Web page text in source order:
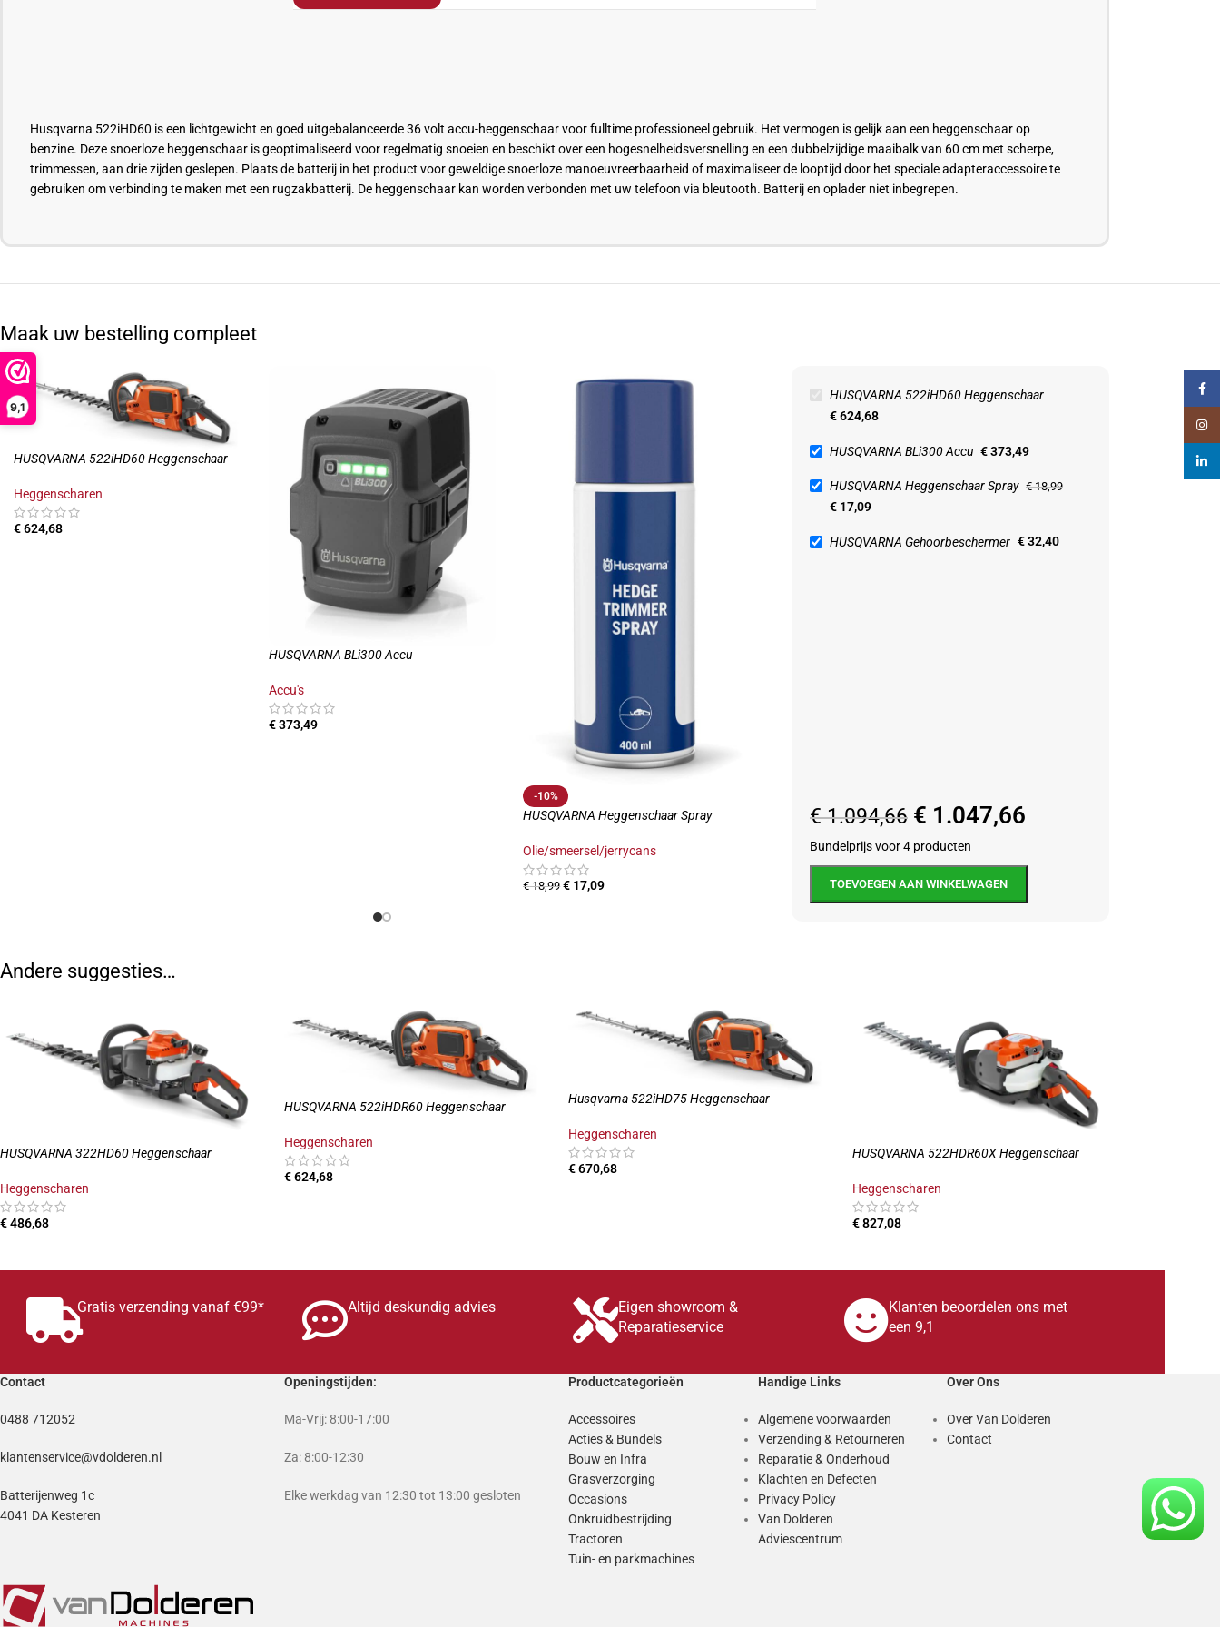
9,1
Husqvarna 522iHD60 is een lichtgewicht en goed uitgebalanceerde 36 volt accu-heggenschaar voor fulltime professioneel gebruik. Het vermogen is gelijk aan een heggenschaar op
benzine. Deze snoerloze heggenschaar is geoptimaliseerd voor regelmatig snoeien en beschikt over een hogesnelheidsversnelling en een dubbelzijdige maaibalk van 60 cm met scherpe,
trimmessen, aan drie zijden geslepen. Plaats de batterij in het product voor geweldige snoerloze manoeuvreerbaarheid of maximaliseer de looptijd door het speciale adapteraccessoire te
gebruiken om verbinding te maken met een rugzakbatterij. De heggenschaar kan worden verbonden met uw telefoon via bleutooth. Batterij en oplader niet inbegrepen.
Maak uw bestelling compleet
HUSQVARNA 522iHD60 Heggenschaar
Heggenscharen
€624,68
HUSQVARNA BLi300 Accu
Accu's
€373,49
-10%
HUSQVARNA Heggenschaar Spray
Olie/smeersel/jerrycans
€18,99 € 17,09
HUSQVARNA 522iHD60 Heggenschaar
€624,68
HUSQVARNA BLi300 Accu €373,49
HUSQVARNA Heggenschaar Spray €18,99
€ 17,09
HUSQVARNA Gehoorbeschermer €32,40
€1.094,66 € 1.047,66
Bundelprijs voor 4 producten
TOEVOEGEN AAN WINKELWAGEN
Andere suggesties…
HUSQVARNA 322HD60 Heggenschaar
Heggenscharen
€486,68
HUSQVARNA 522iHDR60 Heggenschaar
Heggenscharen
€624,68
Husqvarna 522iHD75 Heggenschaar
Heggenscharen
€670,68
HUSQVARNA 522HDR60X Heggenschaar
Heggenscharen
€827,08
Gratis verzending vanaf €99* Altijd deskundig advies
Eigen showroom &
Reparatieservice
Klanten beoordelen ons met
een 9,1
Contact
0488 712052
klantenservice@vdolderen.nl
Batterijenweg 1c
4041 DA Kesteren
Openingstijden:
Ma-Vrij: 8:00-17:00
Za: 8:00-12:30
Elke werkdag van 12:30 tot 13:00 gesloten
Productcategorieën
Accessoires
Acties & Bundels
Bouw en Infra
Grasverzorging
Occasions
Onkruidbestrijding
Tractoren
Tuin- en parkmachines
Handige Links
Algemene voorwaarden
Verzending & Retourneren
Reparatie & Onderhoud
Klachten en Defecten
Privacy Policy
Van Dolderen
Adviescentrum
Over Ons
Over Van Dolderen
Contact